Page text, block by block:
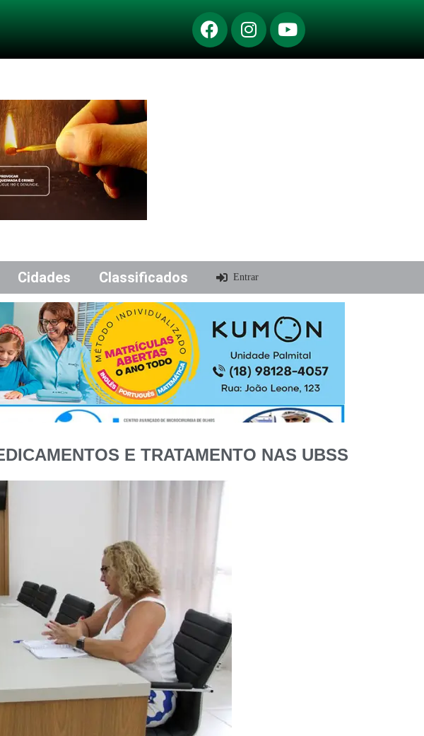
Cidades Classificados Entrar
E TRATAMENTO NAS UBSS